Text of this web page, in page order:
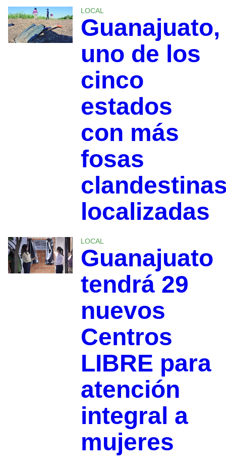
LOCAL
Guanajuato,
uno de los
cinco
estados
con más
fosas
localizadas
LOCAL
Guanajuato
tendrá 29
nuevos
Centros
LIBRE para
atención
integral a
mujeres